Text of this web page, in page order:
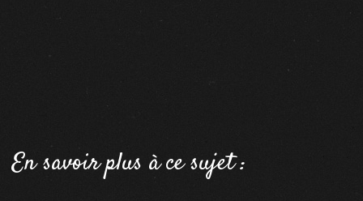
En savoir plus à ce sujet :